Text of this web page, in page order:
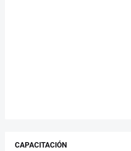
CAPACITACIÓN